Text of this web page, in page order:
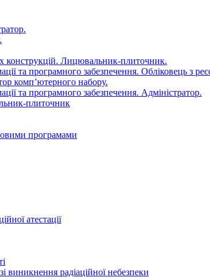
конструкцій. Лицювальник-плиточник.
та програмного забезпечення. Обліковець з
комп’ютерного набору.
та програмного забезпечення. Адміністратор.
плиточник
програмами
атестації
виникнення радіаційної небезпеки